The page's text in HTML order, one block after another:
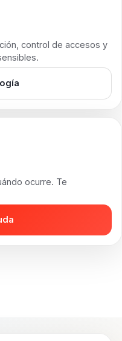
control de accesos y
ocurre. Te